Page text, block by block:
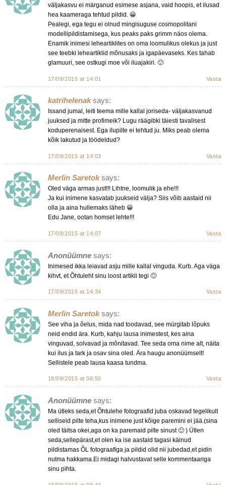
väljakasvu ei märganud esimese asjana, vaid hoopis, et ilusad
hea kaameraga tehtud pildid. 😀
Pealegi, ega tegu ei olnud mingisuguse cosmopolitani
modellipildistamisega, kus peaks paks grimm näos olema.
Enamik inimesi leheartiklites on oma loomulikus olekus ja just
see teebki leheartiklid mõnusaks ja igapäevaseks. Kes tahab
glamuuri, see ostkugi moe või iluajakiri. 🙂
17/09/2015 at 14:01 Vasta
katrihelenak says:
Issand jumal, leiti teema mille kallal joriseda- väljakasvanud
juuksed ja mitte profimeik? Lugu räägibki täiesti tavalisest
koduperenaisest. Ega ilupilte ei tehtud ju. Miks peab olema
kõik lakutud ja töödeldud?
17/09/2015 at 14:03 Vasta
Merlin Saretok says:
Oled väga armas just!!! Lihtne, loomulik ja ehe!!!
Ja kui inimene kasvatab juukseid välja? Siis võib aastaid nii
olla ja aina hullemaks läheb 😀
Edu Jane, ootan homset lehte!!!
17/09/2015 at 14:07 Vasta
Anonüümne says:
Inimesed ikka leiavad asju mille kallal vinguda. Kurb. Aga väga
kihvt, et Õhtuleht sinu loost artikli tegi 🙂
17/09/2015 at 14:34 Vasta
Merlin Saretok says:
See viha ja õelus, mida nad toodavad, see mürgitab lõpuks
neid endid ära. Kurb, kahju lausa inimestest, kes aina
vinguvad, solvavad ja mõnitavad. Tee seda oma nime alt, näita
kui ilus ja tark ja osav sina oled. Ära haugu anonüümselt!
Sellistele peab lausa kaasa tundma.
18/09/2015 at 06:50 Vasta
Anonüümne says:
Ma ütleks seda,et Õhtulehe fotograafid juba oskavad tegelikult
selliseid pilte teha,kus inimene just kõige paremini ei jää.(sina
oled täitsa okei,aga on ka paremaid pilte sinust 🙂 ) Ütlen
seda,sellepärast,et olen ka ise aastaid tagasi käinud
pildistamas ÕL fotograafiga ja pildid olid nii jubedad,et pidin
nutma hakkama.Ei midagi halvustavat selle kommentaariga
sinu pihta.